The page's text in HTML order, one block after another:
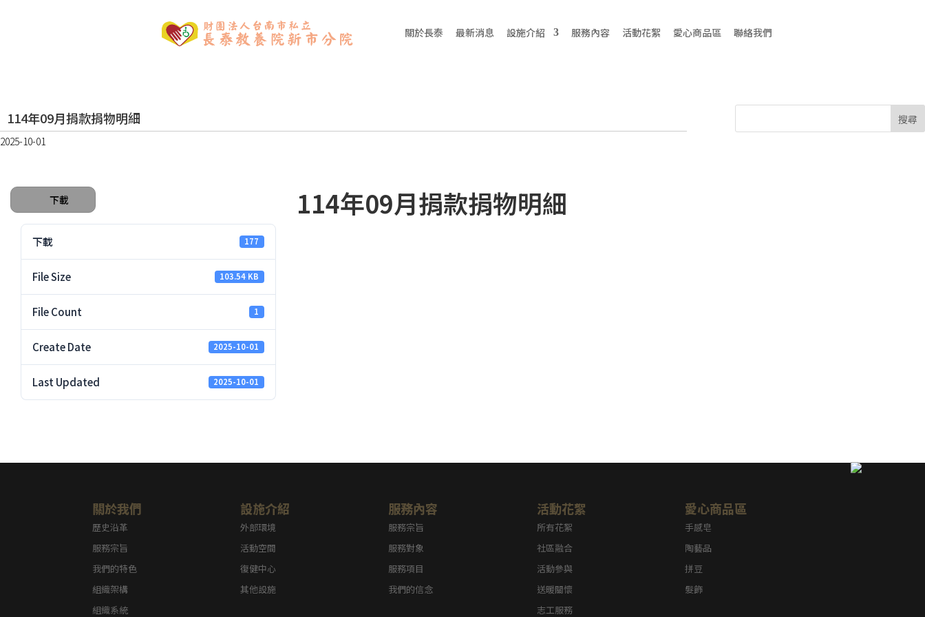
關於長泰 最新消息 設施介紹 服務內容 活動花絮 愛心商品區 聯絡我們
114年09月捐款捐物明細
2025-10-01
下載
下載 177
File Size 103.54 KB
File Count 1
Create Date 2025-10-01
Last Updated 2025-10-01
114年09月捐款捐物明細
關於我們
歷史沿革
服務宗旨
我們的特色
組織架構
組織系統
設施介紹
外部環境
活動空間
復健中心
其他設施
服務內容
服務宗旨
服務對象
服務項目
我們的信念
活動花絮
所有花絮
社區融合
活動參與
送暖關懷
志工服務
愛心商品區
手感皂
陶藝品
拼豆
髮飾